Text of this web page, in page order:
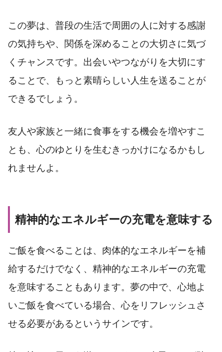
この夢は、普段の生活で周囲の人に対する感謝
の気持ちや、関係を深めることの大切さに気づ
くチャンスです。出会いやつながりを大切にす
ることで、もっと素晴らしい人生を送ることが
できるでしょう。
友人や家族と一緒に食事をする機会を増やすこ
とも、心のゆとりを生むきっかけになるかもし
れませんよ。
精神的なエネルギーの充電を意味する
ご飯を食べることは、肉体的なエネルギーを補
給するだけでなく、精神的なエネルギーの充電
を意味することもあります。夢の中で、心地よ
いご飯を食べている場合、心をリフレッシュさ
せる必要があるというサインです。